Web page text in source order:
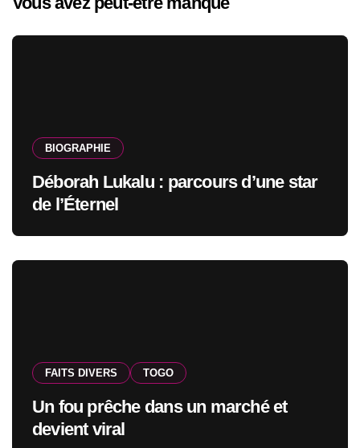
BIOGRAPHIE
Déborah Lukalu : parcours d’une star
de l’Éternel
FAITS DIVERS TOGO
Un fou prêche dans un marché et
devient viral